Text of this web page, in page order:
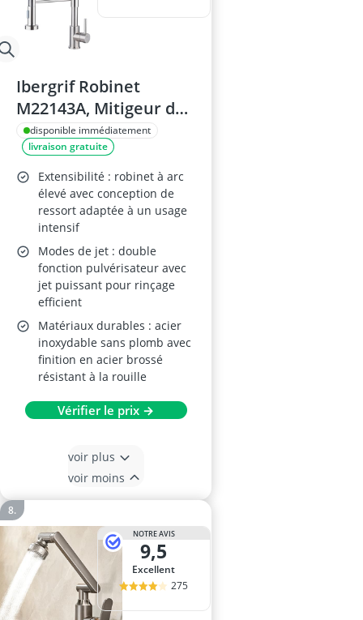
Ibergrif Robinet
M22143A, Mitigeur de
Cuisine, Inox, Gris
disponible immédiatement
livraison gratuite
Extensibilité : robinet à arc
élevé avec conception de
ressort adaptée à un usage
intensif
Modes de jet : double
fonction pulvérisateur avec
jet puissant pour rinçage
efficient
Matériaux durables : acier
inoxydable sans plomb avec
finition en acier brossé
résistant à la rouille
Vérifier le prix →
voir plus
voir moins
NOTRE AVIS
9,5
Excellent
275